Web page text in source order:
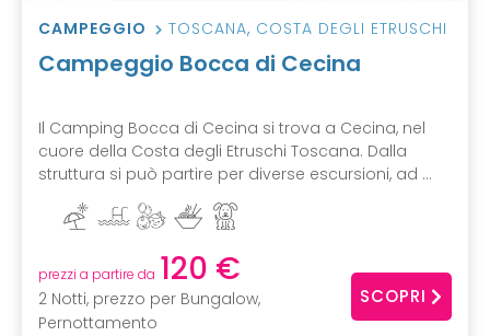
CAMPEGGIO TOSCANA, COSTA DEGLI ETRUSCHI
Campeggio Bocca di Cecina
Il Camping Bocca di Cecina si trova a Cecina, nel
cuore della Costa degli Etruschi Toscana. Dalla
struttura si può partire per diverse escursioni, ad ...
prezzi a partire da 120 €
2 Notti, prezzo per Bungalow,
Pernottamento
SCOPRI